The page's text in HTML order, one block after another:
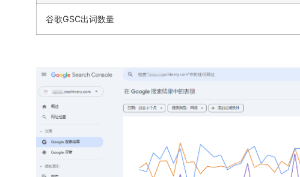
谷歌GSC出词数量